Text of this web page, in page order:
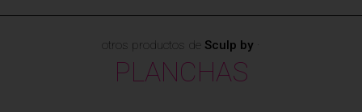
otros productos de Sculp by
PLANCHAS